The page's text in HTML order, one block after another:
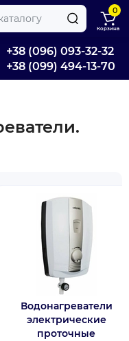
+38 (096) 093-32-32
+38 (099) 494-13-70
0
Корзина
Водонагреватели
электрические
проточные